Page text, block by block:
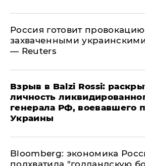
​Россия готовит
захваченными
— Reuters
​Взрыв в Balzi Rossi:
личность
генерала РФ, воевавшего
Украины
Bloomberg: экономика
подхватила "голландскую